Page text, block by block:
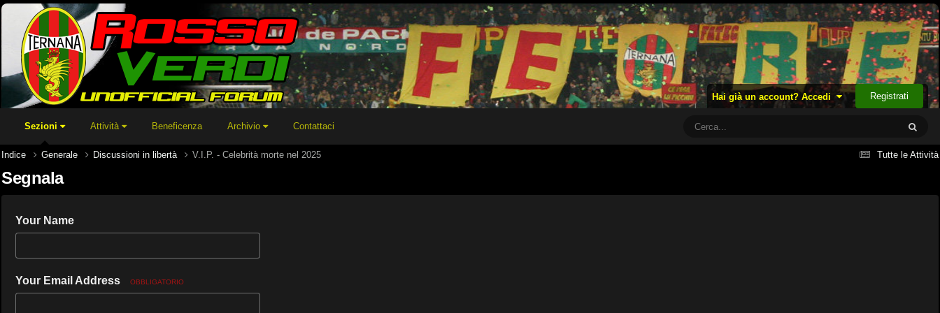
Hai già un account? Accedi Registrati
Sezioni Attività Beneficenza Archivio Contattaci
Tutte le Attività
Indice Generale Discussioni in libertà V.I.P. - Celebrità morte nel 2025
Segnala
Your Name
Your Email Address OBBLIGATORIO